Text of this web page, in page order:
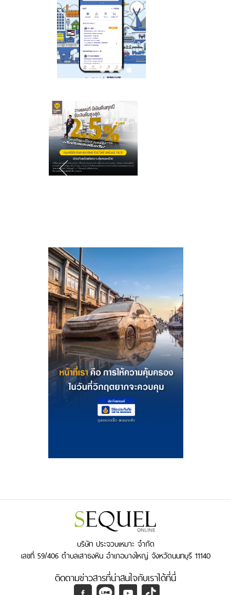
บริษัท ประจวบเหมาะ จำกัด
เลขที่ 59/406 ตำบลเสาธงหิน อำเภอบางใหญ่ จังหวัดนนทบุรี 11140
ติดตามข่าวสารที่น่าสนใจกับเราได้ที่นี่